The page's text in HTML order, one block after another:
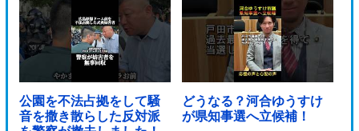
公園を不法占拠をして騒
音を撒き散らした反対派
どうなる？河合ゆうすけ
が県知事選へ立候補！